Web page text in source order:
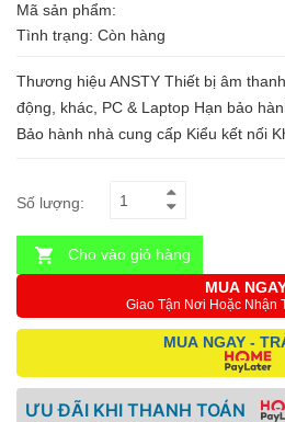
Mã sản phẩm:
Tình trạng: Còn hàng
Thương hiệu ANSTY Thiết bị âm
động, khác, PC & Laptop Hạn bảo
Bảo hành nhà cung cấp Kiểu kết nối
Số lượng:
Cho vào giỏ hàng
MUA
Giao Tận Nơi Hoặc Nhận
MUA NGAY -
ƯU ĐÃI KHI THANH TOÁN